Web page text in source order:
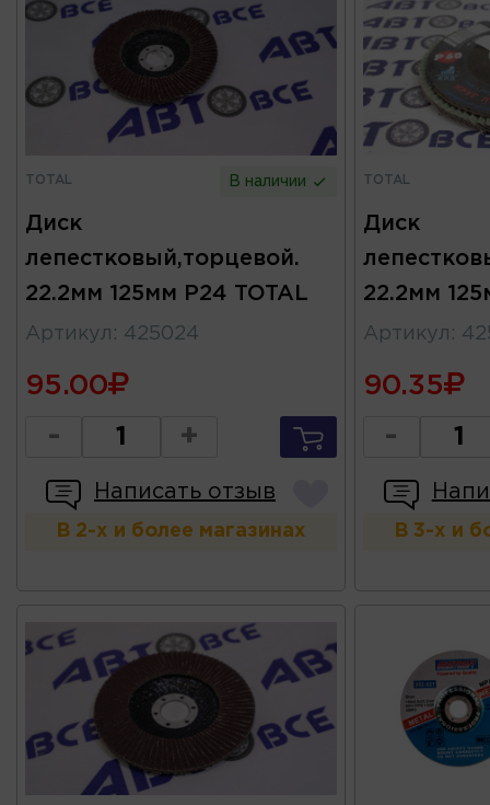
TOTAL В наличии
Диск
лепестковый,торцевой.
22.2мм 125мм Р24 TOTAL
Артикул : 425024
95.00
- +
Написать отзыв
В 2-х и более магазинах
TOTAL
Диск
22.2мм
Артикул :
90.35
-
В 3-х и